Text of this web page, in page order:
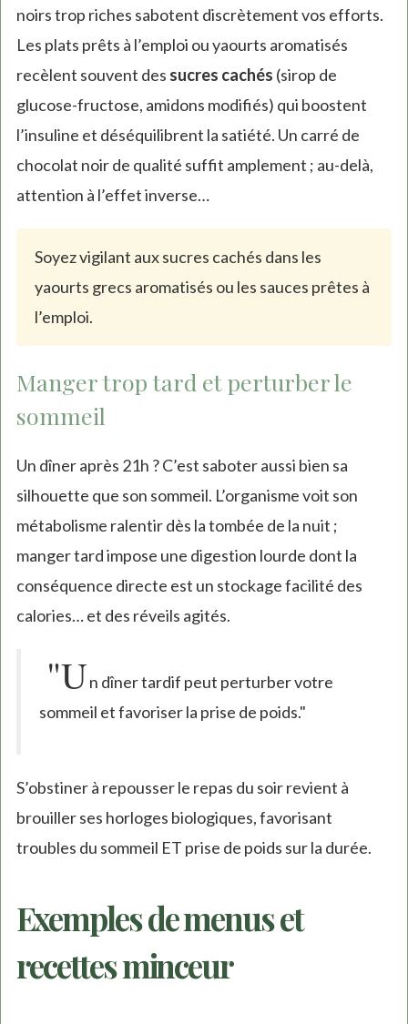
noirs trop riches sabotent discrètement vos efforts.
Les plats prêts à l’emploi ou yaourts aromatisés
recèlent souvent des sucres cachés (sirop de
glucose-fructose, amidons modifiés) qui boostent
l’insuline et déséquilibrent la satiété. Un carré de
chocolat noir de qualité suffit amplement ; au-delà,
attention à l’effet inverse…
Soyez vigilant aux sucres cachés dans les
yaourts grecs aromatisés ou les sauces prêtes à
l’emploi.
Manger trop tard et perturber le
sommeil
Un dîner après 21h ? C’est saboter aussi bien sa
silhouette que son sommeil. L’organisme voit son
métabolisme ralentir dès la tombée de la nuit ;
manger tard impose une digestion lourde dont la
conséquence directe est un stockage facilité des
calories… et des réveils agités.
"Un dîner tardif peut perturber votre
sommeil et favoriser la prise de poids."
S’obstiner à repousser le repas du soir revient à
brouiller ses horloges biologiques, favorisant
troubles du sommeil ET prise de poids sur la durée.
Exemples de menus et
recettes minceur